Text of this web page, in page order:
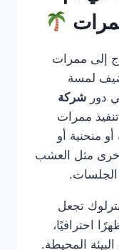
إلى ممرات
لمسة
دور شركة
ممرات
منحنية أو
مثل العشب
الجلسات.
تجعل
احترافيًا،
المحيطة.